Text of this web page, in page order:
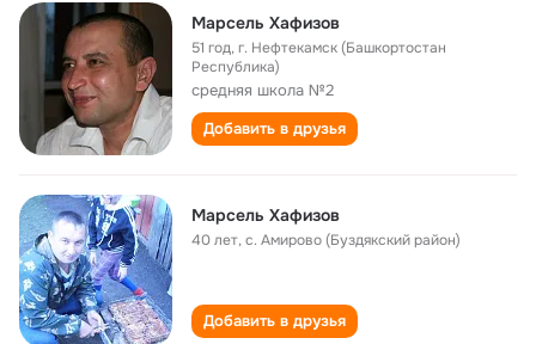
Марсель Хафизов
51 год,г. Нефтекамск (Башкортостан
Республика)
средняя школа №2
Добавить в друзья
Марсель Хафизов
40 лет,с. Амирово (Буздякский район)
Добавить в друзья